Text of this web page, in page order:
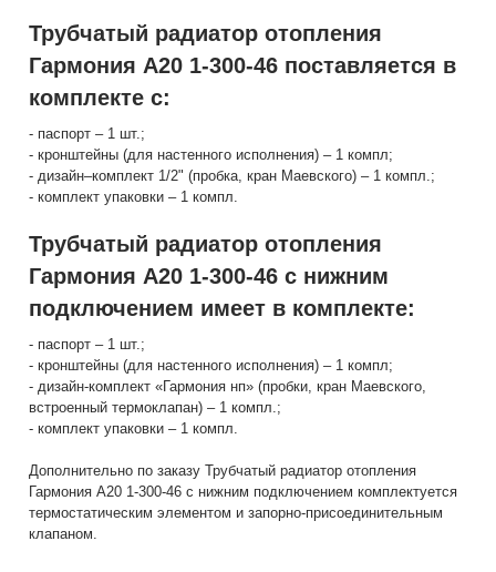
Трубчатый радиатор отопления
Гармония А20 1-300-46 поставляется в
комплекте с:
- паспорт – 1 шт.;
- кронштейны (для настенного исполнения) – 1 компл;
- дизайн–комплект 1/2" (пробка, кран Маевского) – 1 компл.;
- комплект упаковки – 1 компл.
Трубчатый радиатор отопления
Гармония А20 1-300-46 с нижним
подключением имеет в комплекте:
- паспорт – 1 шт.;
- кронштейны (для настенного исполнения) – 1 компл;
- дизайн-комплект «Гармония нп» (пробки, кран Маевского,
встроенный термоклапан) – 1 компл.;
- комплект упаковки – 1 компл.
Дополнительно по заказу Трубчатый радиатор отопления
Гармония А20 1-300-46 с нижним подключением комплектуется
термостатическим элементом и запорно-присоединительным
клапаном.